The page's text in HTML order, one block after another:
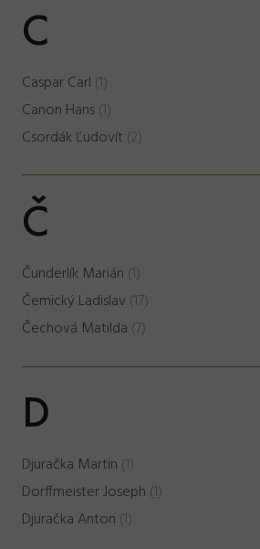
C
Caspar Carl (1)
Canon Hans(1)
Csordák Ľudovít (2)
Č
Čunderlík Marián (1)
Čemický Ladislav (17)
Čechová Matilda (7)
D
Djuračka Martin (1)
Dorffmeister Joseph (1)
Djuračka Anton (1)